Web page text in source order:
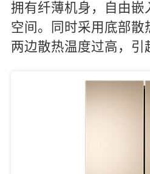
拥有纤薄机身，自由嵌
空间。同时采用底部散
两边散热温度过高，引